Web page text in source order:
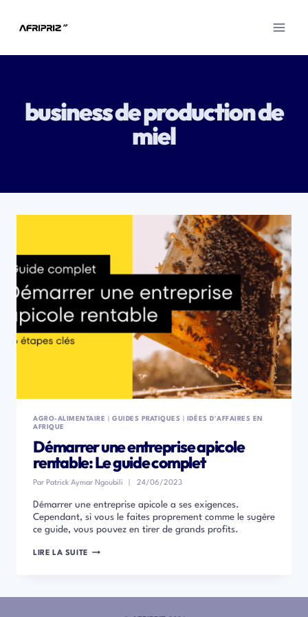
contenu
business de production de
miel
AGRO-ALIMENTAIRE GUIDES PRATIQUES
IDÉES D'AFFAIRES EN
AFRIQUE
Démarrer une entreprise apicole
rentable: Le guide complet
Par Patrick Aymar Ngoubili 24/06/2023
Démarrer une entreprise apicole a ses exigences.
Cependant, si vous le faites proprement comme le sugère
ce guide, vous pouvez en tirer de grands profits.
LIRE LA SUITEDÉMARRER
LE